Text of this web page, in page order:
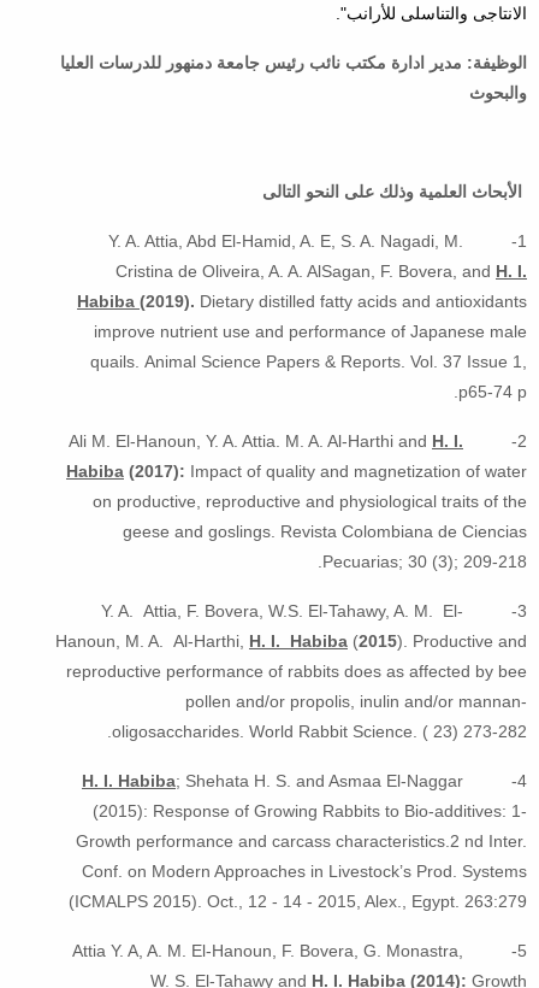
الانتاجى والتناسلى للأرانب".
الوظيفة: مدير ادارة مكتب نائب رئيس جامعة دمنهور للدرسات العليا
والبحوث
الأبحاث العلمية وذلك على النحو التالى
1- Y. A. Attia, Abd El-Hamid, A. E, S. A. Nagadi, M.
Cristina de Oliveira, A. A. AlSagan, F. Bovera, and H. I.
Habiba (2019). Dietary distilled fatty acids and antioxidants
improve nutrient use and performance of Japanese male
quails. Animal Science Papers & Reports. Vol. 37 Issue 1,
p65-74 p.
2- Ali M. El-Hanoun, Y. A. Attia. M. A. Al-Harthi and
H. I.
Habiba (2017): Impact of quality and magnetization of water
on productive, reproductive and physiological traits of the
geese and goslings. Revista Colombiana de Ciencias
Pecuarias; 30 (3); 209-218.
3- Y. A. Attia, F. Bovera, W.S. El-Tahawy, A. M. El-
Hanoun, M. A. Al-Harthi, H. I. Habiba (2015). Productive and
reproductive performance of rabbits does as affected by bee
pollen and/or propolis, inulin and/or mannan-
oligosaccharides. World Rabbit Science. ( 23) 273-282.
4-
H. I. Habiba; Shehata H. S. and Asmaa El-Naggar
(2015): Response of Growing Rabbits to Bio-additives: 1-
Growth performance and carcass characteristics.2 nd Inter.
Conf. on Modern Approaches in Livestock’s Prod. Systems
(ICMALPS 2015). Oct., 12 - 14 - 2015, Alex., Egypt. 263:279
5- Attia Y. A, A. M. El-Hanoun, F. Bovera, G. Monastra,
W. S. El-Tahawy and H. I. Habiba (2014): Growth